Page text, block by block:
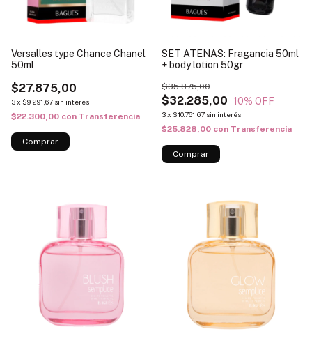
Versalles type Chance Chanel
50ml
$27.875,00
3x $9.291,67 sin interés
$22.300,00 con Transferencia
SET ATENAS: Fragancia 50ml
+ body lotion 50gr
$32.285,00
$35.875,00
10% OFF
3x $10.761,67 sin interés
$25.828,00 con Transferencia